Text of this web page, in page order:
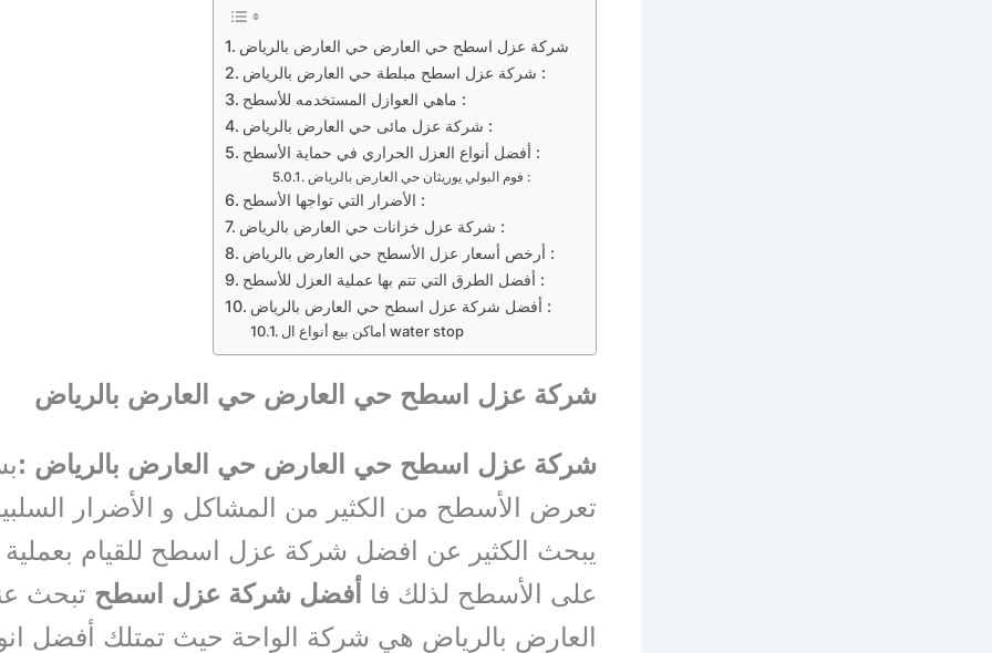
شركة عزل اسطح مبلطة حي العارض بالرياض :
ماهي العوازل المستخدمه للأسطح :
شركة عزل مائى حي العارض بالرياض :
أفضل أنواع العزل الحراري في حماية الأسطح :
فوم البولي يوريثان حي العارض بالرياض :
الأضرار التي تواجها الأسطح :
شركة عزل خزانات حي العارض بالرياض :
أرخص أسعار عزل الأسطح حي العارض بالرياض :
أفضل الطرق التي تتم بها عملية العزل للأسطح :
أفضل شركة عزل اسطح حي العارض بالرياض :
أماكن بيع أنواع ال water stop
شركة عزل اسطح حي العارض حي العارض بالرياض
شركة عزل اسطح حي العارض حي العارض بالرياض :
تعرض الأسطح من الكثير من المشاكل و الأضرار
يبحث الكثير عن افضل شركة عزل اسطح للقيام بعملية
على الأسطح لذلك فا أفضل شركة عزل اسطح تبحث
العارض بالرياض هي شركة الواحة حيث تمتلك أفضل